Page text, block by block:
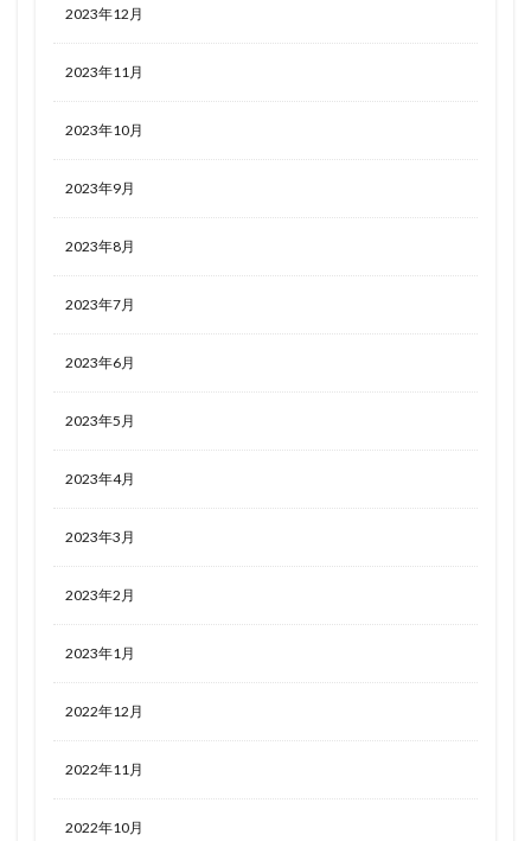
2023年12月
2023年11月
2023年10月
2023年9月
2023年8月
2023年7月
2023年6月
2023年5月
2023年4月
2023年3月
2023年2月
2023年1月
2022年12月
2022年11月
2022年10月